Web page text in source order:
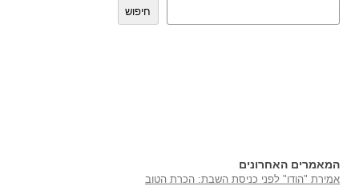
חיפוש
המאמרים האחרונים
אמירת "הודו" לפני כניסת השבת: הכרת הטוב